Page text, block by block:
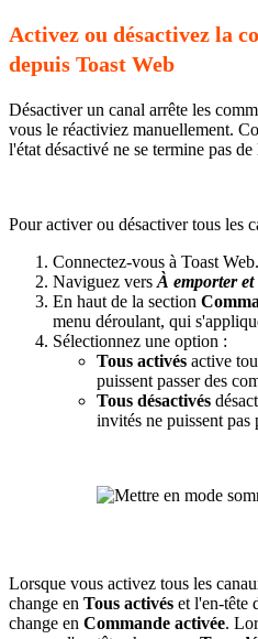
Activez ou désactivez la
depuis Toast Web
Désactiver un canal arrête les
vous le réactiviez manuellement.
l'état désactivé ne se termine pas
Pour activer ou désactiver tous les
Connectez-vous à Toast Web.
Naviguez vers À emporter
En haut de la section
menu déroulant, qui
Sélectionnez une option :
Tous activés active
puissent passer des
Tous désactivés
invités ne puissent pas
Lorsque vous activez tous les
change en Tous activés et l'en-tête
change en Commande activée.